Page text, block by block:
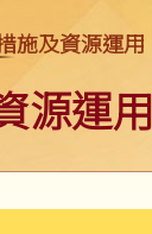
施及資源運用
源運用